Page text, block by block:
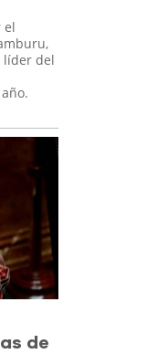
el
líder del
de